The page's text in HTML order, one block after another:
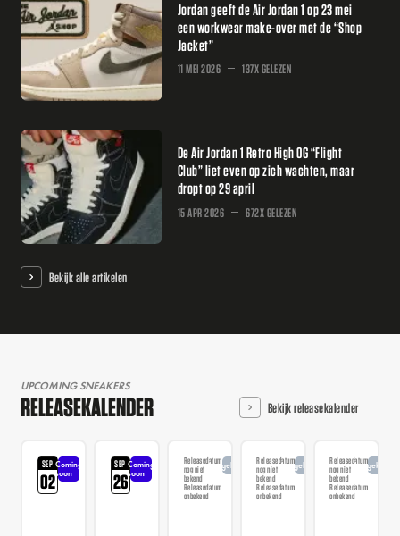
Jordan geeft de Air Jordan 1 op 23 mei
een workwear make-over met de “Shop
Jacket”
11 MEI 2026 137X GELEZEN
De Air Jordan 1 Retro High OG “Flight
Club” liet even op zich wachten, maar
dropt op 29 april
15 APR 2026 672X GELEZEN
Bekijk alle artikelen
UPCOMING SNEAKERS
RELEASEKALENDER Bekijk releasekalender
SEP
02
Coming
soon
SEP
26
Coming
soon
Releasedatum
nog niet
bekend
Releasedatum
onbekend
AangekondigdReleasedatum
nog niet
bekend
Releasedatum
onbekend
AangekondigdReleasedatum
nog niet
bekend
Releasedatum
onbekend